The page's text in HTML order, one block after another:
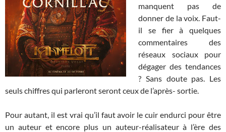
manquent pas de
donner de la voix. Faut-
il se fier à quelques
commentaires des
réseaux sociaux pour
dégager des tendances
? Sans doute pas. Les
seuls chiffres qui parleront seront ceux de l’après- sortie.
Pour autant, il est vrai qu’il faut avoir le cuir endurci pour être
un auteur et encore plus un auteur-réalisateur à l’ère des